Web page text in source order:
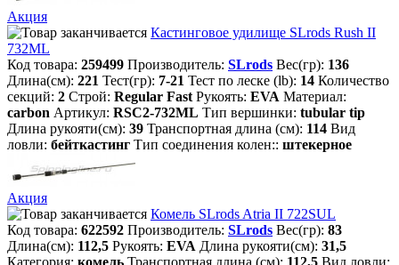
Акция
Кастинговое удилище SLrods Rush II
732ML
Код товара: 259499 Производитель: SLrods Вес(гр): 136
Длина(см): 221 Тест(гр): 7-21 Тест по леске (lb): 14 Количество
секций: 2 Строй: Regular Fast Рукоять: EVA Материал:
carbon Артикул: RSC2-732ML Тип вершинки: tubular tip
Длина рукояти(см): 39 Транспортная длина (см): 114 Вид
ловли: бейткастинг Тип соединения колен:: штекерное
Акция
Комель SLrods Atria II 722SUL
Код товара: 622592 Производитель: SLrods Вес(гр): 83
Длина(см): 112,5 Рукоять: EVA Длина рукояти(см): 31,5
Категория: комель Транспортная длина (см): 112,5 Вид ловли: